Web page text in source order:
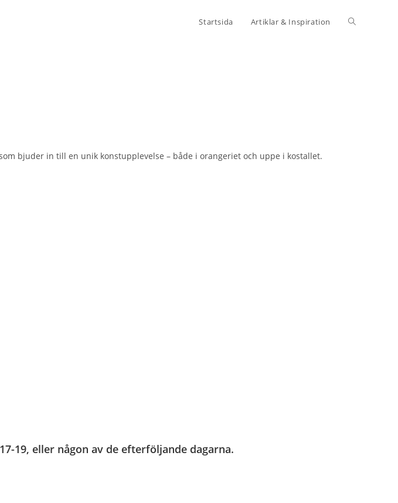
Startsida Artiklar & Inspiration Slå
bjuder in till en unik konstupplevelse – både i orangeriet och uppe i kostallet.
19, eller någon av de efterföljande dagarna.